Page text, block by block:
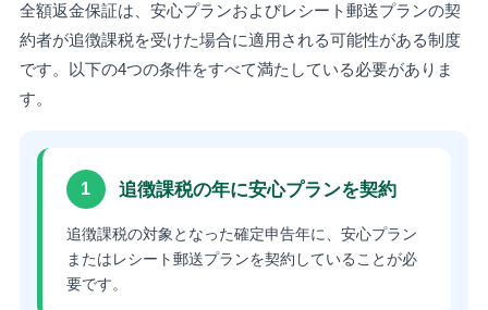
全額返金保証は、安心プランおよびレシート郵送プランの契
約者が追徴課税を受けた場合に適用される可能性がある制度
です。以下の4つの条件をすべて満たしている必要がありま
す。
1 追徴課税の年に安心プランを契約
追徴課税の対象となった確定申告年に、安心プラン
またはレシート郵送プランを契約していることが必
要です。